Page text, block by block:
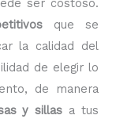
ser costoso.
que se
la calidad del
de elegir lo
de manera
y sillas a tus